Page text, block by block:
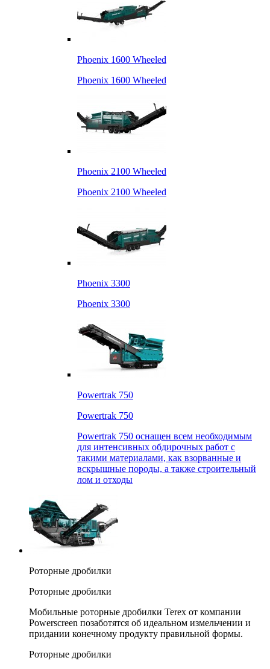
Phoenix 1600 Wheeled
Phoenix 1600 Wheeled
Phoenix 2100 Wheeled
Phoenix 2100 Wheeled
Phoenix 3300
Phoenix 3300
Powertrak 750
Powertrak 750
Powertrak 750 оснащен всем необходимым
для интенсивных обдирочных работ с
такими материалами, как взорванные и
вскрышные породы, а также строительный
лом и отходы
Роторные дробилки
Роторные дробилки
Мобильные роторные дробилки Terex от компании
Powerscreen позаботятся об идеальном измельчении и
придании конечному продукту правильной формы.
Роторные дробилки